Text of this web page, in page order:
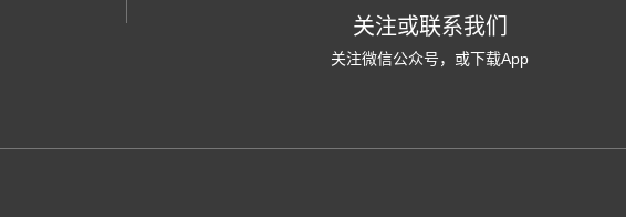
关注或联系我们
关注微信公众号，或下载App